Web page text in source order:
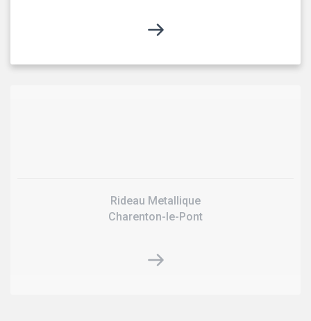
Rideau Metallique
Charenton-le-Pont